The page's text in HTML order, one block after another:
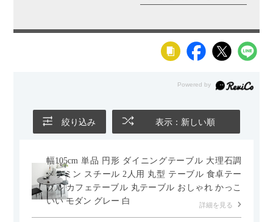
絞り込み 表示：新しい順
幅105cm 単品 円形 ダイニングテーブル 大理石調
メラミン スチール 2人用 丸型 テーブル 食卓テー
ブル カフェテーブル 丸テーブル おしゃれ かっこ
いい モダン グレー 白
詳細を見る